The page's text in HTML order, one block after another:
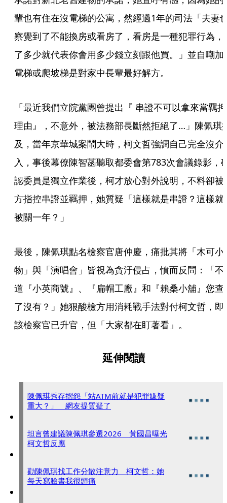
輩也有住在沒電梯的公寓，然經過1年的司法「夫妻
察覺到了不能換房或看房了，看房是一種犯罪行為，
了多少就代表你會用多少錢立刻跟他買。」並自嘲加
電梯或爬坡梯是對家中長輩最好解方。
「最近我們立院黨團曾提出『 串證不可以拿來當羈押
理由』，不意外，被法務部長斷然拒絕了…」陳佩琪
及，當年京華城案鬧大時，柯文哲強調自己完全沒介
入，事後幕僚陳智菡聽取都委會第783次會議錄影，
認委員是獨立作業後，柯才放心對外說明，不料卻被
方指控串證並羈押，她質疑「這樣就是串證？這樣就
被關一年？」
最後，陳佩琪點名檢察官唐仲慶，痛批其將「木可小
物」與「演唱會」皆視為貪汙侵占，憤而反問：「不
道『小英商號』、『扁帽工廠』和『賴桑小舖』您查
了沒有？」她狠酸檢方用消耗戰手法對付柯文哲，即
該檢察官已升官，但「大家都在盯著看」。
延伸閱讀
陳佩琪秀存摺怨「站ATM前就是犯罪嫌疑
重大？」 網友提質疑了
坦言曾建議陳佩琪參選2026 黃國昌曝光
柯文哲反應
勸陳佩琪找工作分散注意力 柯文哲：她
每天寫臉書我很頭痛